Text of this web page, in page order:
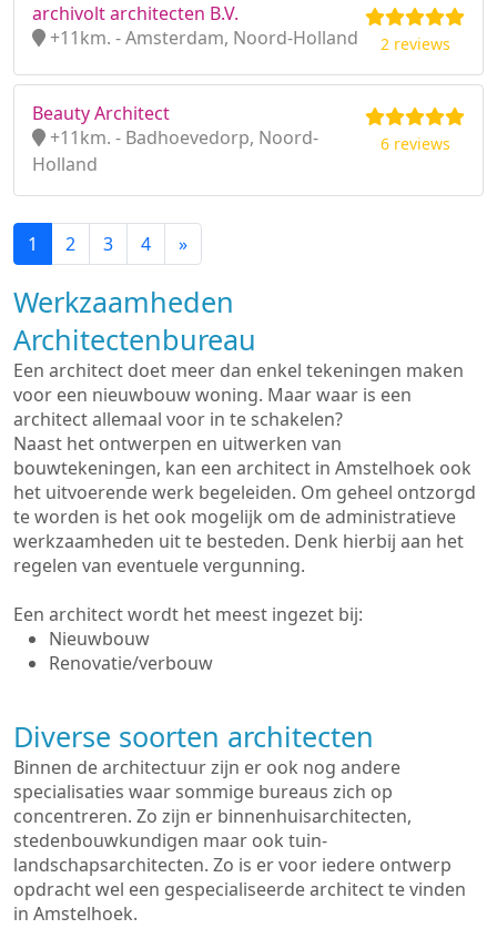
archivolt architecten B.V.
+11km. - Amsterdam, Noord-Holland
2 reviews
Beauty Architect
+11km. - Badhoevedorp, Noord-
Holland
6 reviews
1 2 3 4 »
Werkzaamheden
Architectenbureau
Een architect doet meer dan enkel tekeningen maken
voor een nieuwbouw woning. Maar waar is een
architect allemaal voor in te schakelen?
Naast het ontwerpen en uitwerken van
bouwtekeningen, kan een architect in Amstelhoek ook
het uitvoerende werk begeleiden. Om geheel ontzorgd
te worden is het ook mogelijk om de administratieve
werkzaamheden uit te besteden. Denk hierbij aan het
regelen van eventuele vergunning.
Een architect wordt het meest ingezet bij:
Nieuwbouw
Renovatie/verbouw
Diverse soorten architecten
Binnen de architectuur zijn er ook nog andere
specialisaties waar sommige bureaus zich op
concentreren. Zo zijn er binnenhuisarchitecten,
stedenbouwkundigen maar ook tuin-
landschapsarchitecten. Zo is er voor iedere ontwerp
opdracht wel een gespecialiseerde architect te vinden
in Amstelhoek.